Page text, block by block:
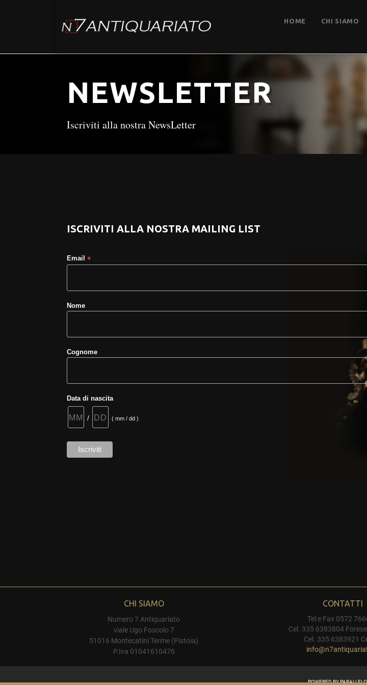
HOME CHI SIAMO
NEWSLETTER
Iscriviti alla nostra NewsLetter
ISCRIVITI ALLA NOSTRA MAILING LIST
Email*
Nome
Cognome
Data di nascita
/ ( mm / dd )
CHI SIAMO
Numero 7 Antiquariato
viale Ugo Foscolo 7
51016 Montecatini Terme (Pistoia)
P.Iva 01041610476
CONTATTI
Tel e Fax 0572
Cel. 335 6383804
Cel. 335 6383921
POWERED BY